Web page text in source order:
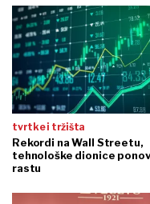
tvrtke i tržišta
Rekordi na Wall Streetu,
tehnološke dionice
rastu